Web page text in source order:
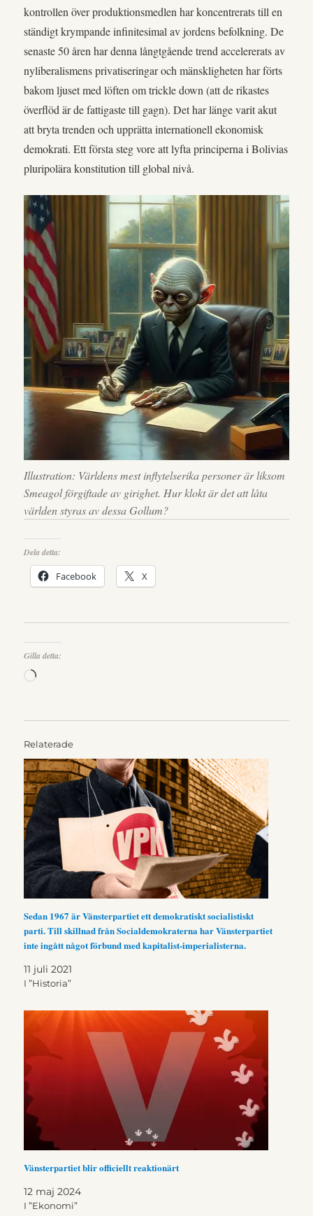
kontrollen över produktionsmedlen har koncentrerats till en
ständigt krympande infinitesimal av jordens befolkning. De
senaste 50 åren har denna långtgående trend accelererats av
nyliberalismens privatiseringar och mänskligheten har förts
bakom ljuset med löften om trickle down (att de rikastes
överflöd är de fattigaste till gagn). Det har länge varit akut
att bryta trenden och upprätta internationell ekonomisk
demokrati. Ett första steg vore att lyfta principerna i Bolivias
pluripolära konstitution till global nivå.
Illustration: Världens mest inflytelserika personer är liksom
Smeagol förgiftade av girighet. Hur klokt är det att låta
världen styras av dessa Gollum?
Dela detta:
Facebook X
Gilla detta:
Laddar
Relaterade
Sedan 1967 är Vänsterpartiet ett demokratiskt socialistiskt
parti. Till skillnad från Socialdemokraterna har Vänsterpartiet
inte ingått något förbund med kapitalist-imperialisterna.
11 juli 2021
I ”Historia”
Vänsterpartiet blir officiellt reaktionärt
12 maj 2024
I ”Ekonomi”